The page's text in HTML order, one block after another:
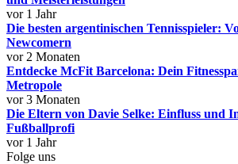
vor 1 Jahr
Die besten argentinischen Tennisspieler:
Newcomern
vor 2 Monaten
Entdecke McFit Barcelona: Dein
Metropole
vor 3 Monaten
Die Eltern von Davie Selke: Einfluss und
Fußballprofi
vor 1 Jahr
Folge uns